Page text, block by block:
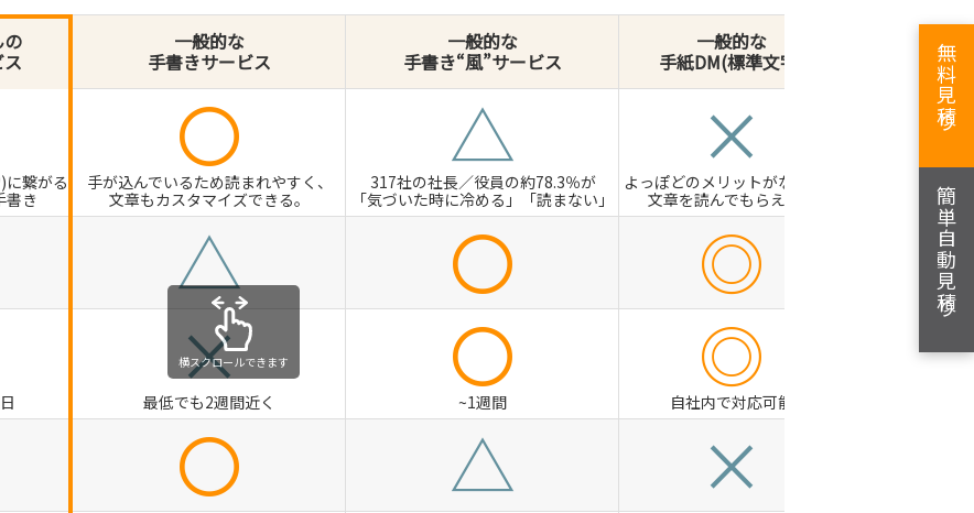
一般的な
手書きサービス
一般的な
手書き“風”サービス
一般的な
手紙DM(標準文字)
に繋がる
書き
〇
手が込んでいるため読まれやすく、
文章もカスタマイズできる。
△
317社の社長／役員の約78.3％が
「気づいた時に冷める」「読まない」
×
よっぽどのメリットがない限り
文章を読んでもらえない
△ 〇 ◎
×
最低でも2週間近く
〇
~1週間
◎
自社内で対応可能
〇 △ ×
横スクロールできます
無料見積り
簡単自動見積り